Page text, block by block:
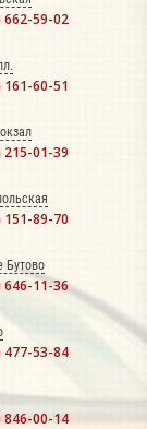
662-59-02
161-60-51
215-01-39
151-89-70
Бутово
646-11-36
477-53-84
846-00-14